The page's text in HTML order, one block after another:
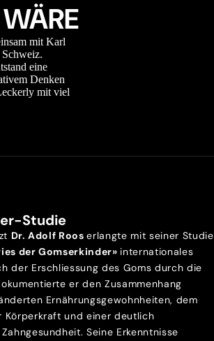
mit Karl
eine
Denken
mit viel
Studie
Dr. Adolf Rooserlangte mit seiner Studie
der Gomserkinder» internationales
der Erschliessung des Goms durch die
er den Zusammenhang
Ernährungsgewohnheiten, dem
Körperkraft und einer deutlich
Seine Erkenntnisse